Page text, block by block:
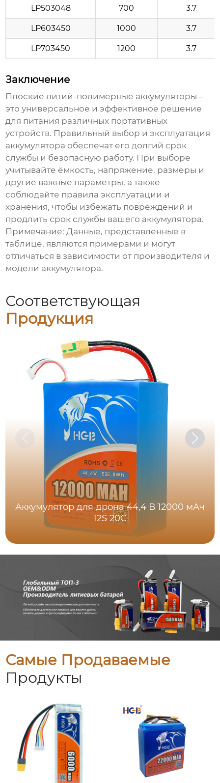
LP503048 700 3.7
LP603450 1000 3.7
LP703450 1200 3.7
Заключение
Плоские литий-полимерные аккумуляторы –
это универсальное и эффективное решение
для питания различных портативных
устройств. Правильный выбор и эксплуатация
аккумулятора обеспечат его долгий срок
службы и безопасную работу. При выборе
учитывайте ёмкость, напряжение, размеры и
другие важные параметры, а также
соблюдайте правила эксплуатации и
хранения, чтобы избежать повреждений и
продлить срок службы вашего аккумулятора.
Примечание: Данные, представленные в
таблице, являются примерами и могут
отличаться в зависимости от производителя и
модели аккумулятора.
Соответствующая
Продукция
Аккумулятор для дрона 44,4 В 12000 мАч
12S 20C
Самые Продаваемые
Продукты